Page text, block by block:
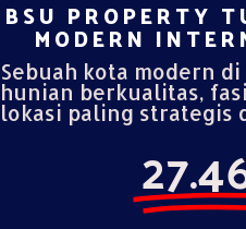
BSU PROPERTY
MODERN
Sebuah kota modern
hunian berkualitas,
lokasi paling strategis